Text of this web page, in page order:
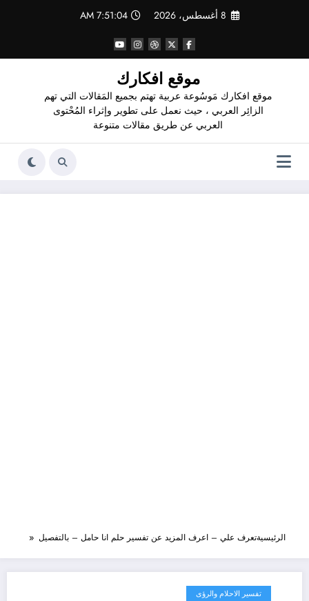
8 أغسطس، 2026 7:51:05 AM
موقع افكارك
موقع افكارك مَوسُوعة عربية تهتم بجميع المَقالات التي تهم
الزائِر العربي ، حيث نعمل على تطوير وإثراء المُحْتوى
العربي عن طريق مقالات متنوعة
الرئيسيةتعرف علي – اعرف المزيد عن تفسير حلم انا حامل – بالتفصيل
تفسير الاحلام والرؤى